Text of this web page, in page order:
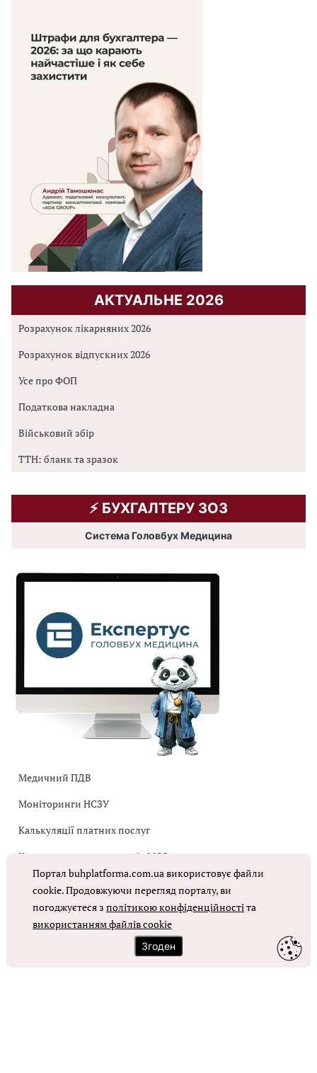
АКТУАЛЬНЕ 2026
Розрахунок лікарняних 2026
Розрахунок відпускних 2026
Усе про ФОП
Податкова накладна
Військовий збір
ТТН: бланк та зразок
⚡️ БУХГАЛТЕРУ ЗОЗ
Система Головбух Медицина
Медичний ПДВ
Моніторинги НСЗУ
Калькуляції платних послуг
Коригувальна накладна від МОЗ
Оплата праці в КНП
ОТРИМАТИ ДОСТУП
Портал buhplatforma.com.ua використовує файли
cookie. Продовжуючи перегляд порталу, ви
погоджуєтеся зполітикою конфіденційностіта
використанням файлів cookie
Згоден